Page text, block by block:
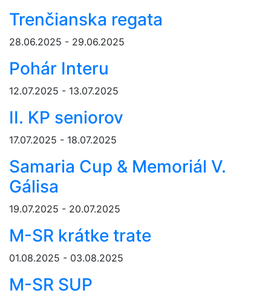
Trenčianska regata
28.06.2025 - 29.06.2025
Pohár Interu
12.07.2025 - 13.07.2025
II. KP seniorov
17.07.2025 - 18.07.2025
Samaria Cup & Memoriál V.
Gálisa
19.07.2025 - 20.07.2025
M-SR krátke trate
01.08.2025 - 03.08.2025
M-SR SUP